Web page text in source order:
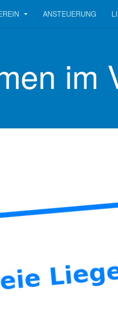
ANSTEUERUNG
im